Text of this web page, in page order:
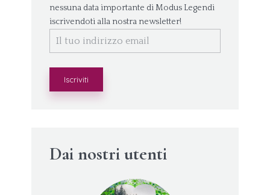
nessuna data importante di Modus Legendi
iscrivendoti alla nostra newsletter!
Dai nostri utenti